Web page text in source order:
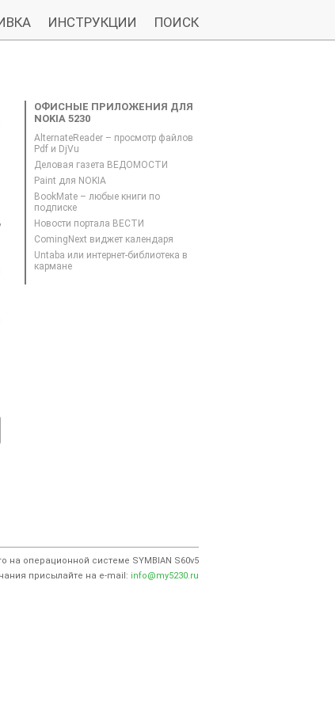
ИНСТРУКЦИИ ПОИСК
ОФИСНЫЕ ПРИЛОЖЕНИЯ ДЛЯ
NOKIA 5230
AlternateReader – просмотр файлов
Pdf и DjVu
Деловая газета ВЕДОМОСТИ
Paint для NOKIA
BookMate – любые книги по
подписке
Новости портала ВЕСТИ
ComingNext виджет календаря
Untaba или интернет-библиотека в
кармане
операционной системе SYMBIAN S60v5
присылайте на e-mail: info@my5230.ru